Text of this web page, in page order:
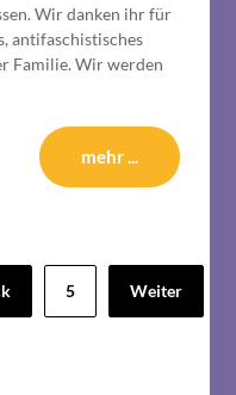
Wir danken ihr für
antifaschistisches
Familie. Wir werden
mehr ...
5 Weiter